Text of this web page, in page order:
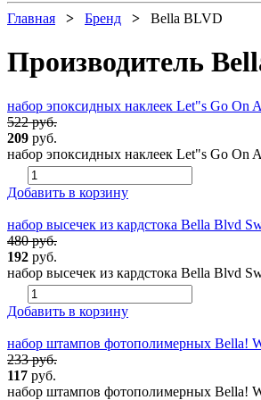
Главная > Бренд > Bella BLVD
Производитель
набор эпоксидных наклеек Let"s Go On
522 руб.
209 руб.
набор эпоксидных наклеек Let"s Go On
Добавить в корзину
набор высечек из кардстока Bella Blvd
480 руб.
192 руб.
набор высечек из кардстока Bella Blvd
Добавить в корзину
набор штампов фотополимерных Bella!
233 руб.
117 руб.
набор штампов фотополимерных Bella!